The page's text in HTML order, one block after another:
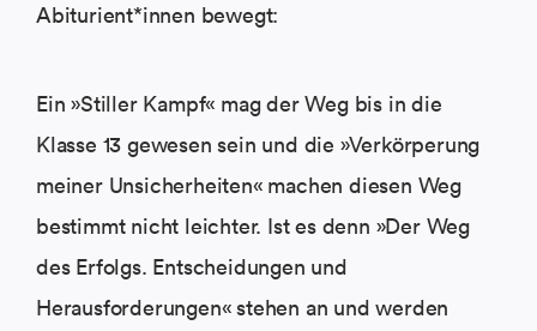
Abiturient*innen bewegt:
Ein »Stiller Kampf« mag der Weg bis in die
Klasse 13 gewesen sein und die »Verkörperung
meiner Unsicherheiten« machen diesen Weg
bestimmt nicht leichter. Ist es denn »Der Weg
des Erfolgs. Entscheidungen und
Herausforderungen« stehen an und werden